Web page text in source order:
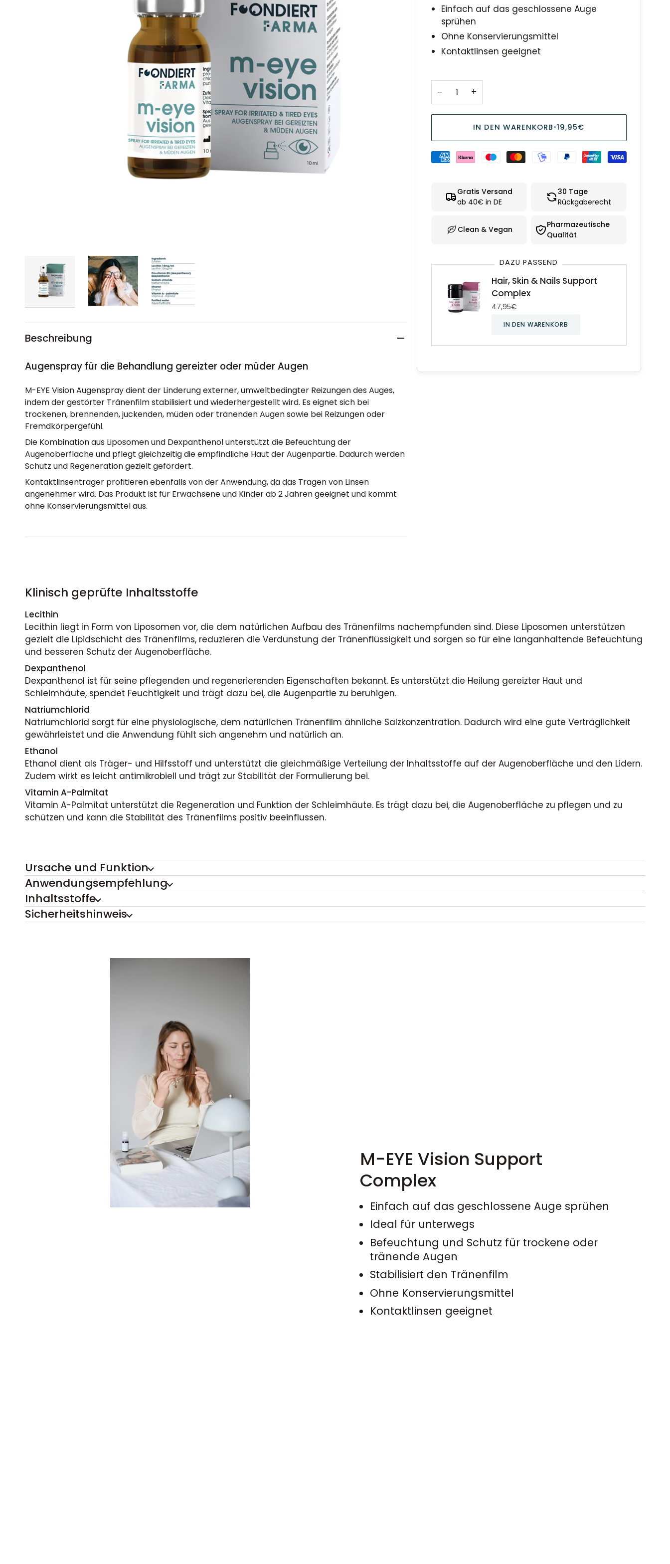
Beschreibung
Augenspray für die Behandlung gereizter oder müder Augen
M-EYE Vision Augenspray dient der Linderung externer, umweltbedingter Reizungen des Auges,
indem der gestörter Tränenfilm stabilisiert und wiederhergestellt wird. Es eignet sich bei
trockenen, brennenden, juckenden, müden oder tränenden Augen sowie bei Reizungen oder
Fremdkörpergefühl.
Die Kombination aus Liposomen und Dexpanthenol unterstützt die Befeuchtung der
Augenoberfläche und pflegt gleichzeitig die empfindliche Haut der Augenpartie. Dadurch werden
Schutz und Regeneration gezielt gefördert.
Kontaktlinsenträger profitieren ebenfalls von der Anwendung, da das Tragen von Linsen
angenehmer wird. Das Produkt ist für Erwachsene und Kinder ab 2 Jahren geeignet und kommt
ohne Konservierungsmittel aus.
Einfach auf das geschlossene Auge
sprühen
Ohne Konservierungsmittel
Kontaktlinsen geeignet
− +
IN DEN WARENKORB•19,95€
Gratis Versand
ab 40€ in DE
30 Tage
Rückgaberecht
Clean & Vegan
Pharmazeutische
Qualität
DAZU PASSEND
Hair, Skin & Nails Support
Complex
47,95€
IN DEN WARENKORB
Klinisch geprüfte Inhaltsstoffe
Lecithin
Lecithin liegt in Form von Liposomen vor, die dem natürlichen Aufbau des Tränenfilms nachempfunden sind. Diese Liposomen unterstützen
gezielt die Lipidschicht des Tränenfilms, reduzieren die Verdunstung der Tränenflüssigkeit und sorgen so für eine langanhaltende Befeuchtung
und besseren Schutz der Augenoberfläche.
Dexpanthenol
Dexpanthenol ist für seine pflegenden und regenerierenden Eigenschaften bekannt. Es unterstützt die Heilung gereizter Haut und
Schleimhäute, spendet Feuchtigkeit und trägt dazu bei, die Augenpartie zu beruhigen.
Natriumchlorid
Natriumchlorid sorgt für eine physiologische, dem natürlichen Tränenfilm ähnliche Salzkonzentration. Dadurch wird eine gute Verträglichkeit
gewährleistet und die Anwendung fühlt sich angenehm und natürlich an.
Ethanol
Ethanol dient als Träger- und Hilfsstoff und unterstützt die gleichmäßige Verteilung der Inhaltsstoffe auf der Augenoberfläche und den Lidern.
Zudem wirkt es leicht antimikrobiell und trägt zur Stabilität der Formulierung bei.
Vitamin A-Palmitat
Vitamin A-Palmitat unterstützt die Regeneration und Funktion der Schleimhäute. Es trägt dazu bei, die Augenoberfläche zu pflegen und zu
schützen und kann die Stabilität des Tränenfilms positiv beeinflussen.
Ursache und Funktion
Anwendungsempfehlung
Inhaltsstoffe
Sicherheitshinweis
M-EYE Vision Support
Complex
Einfach auf das geschlossene Auge sprühen
Ideal für unterwegs
Befeuchtung und Schutz für trockene oder
tränende Augen
Stabilisiert den Tränenfilm
Ohne Konservierungsmittel
Kontaktlinsen geeignet